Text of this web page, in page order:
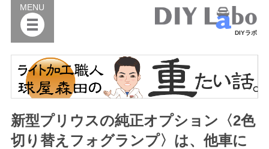
DIYラボ
MENU
新型プリウスの純正オプション〈2色
切り替えフォグランプ〉は、他車に